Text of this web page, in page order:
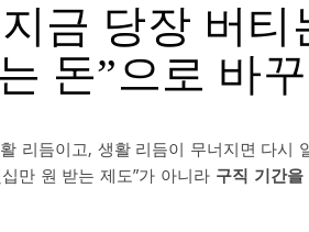
금 당장 버티
돈”으로 바
리듬이고, 생활 리듬이 무너지면 다시
만 원 받는 제도”가 아니라 구직 기간